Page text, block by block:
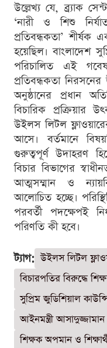
উল্লেখ্য যে, ব্র্যাক
‘নারী ও শিশু
প্রতিবন্ধকতা’
হয়েছিল। বাংলাদেশ
পরিচালিত এই
প্রতিবন্ধকতা
অনুষ্ঠানের প্রধান
বিচারিক প্রক্রিয়ার
উইলস লিটল
আসে। বর্তমানে
গুরুত্বপূর্ণ উদাহরণ
বিচার বিভাগের
আত্মসম্মান ও
আলোচিত হচ্ছে।
পরবর্তী পদক্ষেপই
পরিণতি কী হবে।
ট্যাগ: উইলস লিটল
বিচারপতির বিরুদ্ধে
সুপ্রিম জুডিশিয়াল
আইনমন্ত্রী আসাদুজ্জামান
শিক্ষক অপমান ও